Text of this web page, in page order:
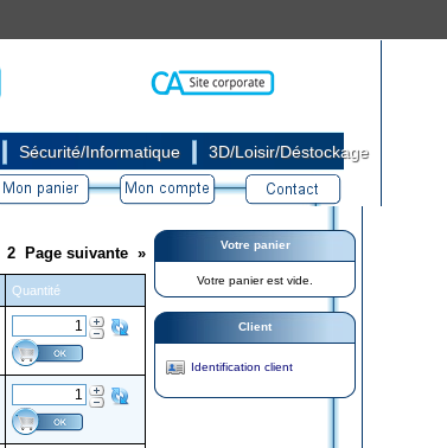
Sécurité/Informatique 3D/Loisir/Déstockage
2 Page suivante »
Quantité
Votre panier
Votre panier est vide.
Client
Identification client